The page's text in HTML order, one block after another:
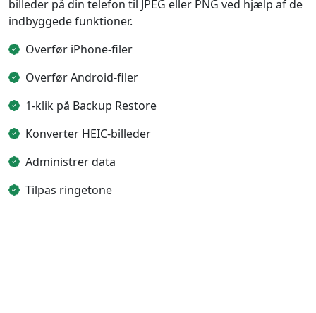
billeder på din telefon til JPEG eller PNG ved hjælp af de
indbyggede funktioner.
Overfør iPhone-filer
Overfør Android-filer
1-klik på Backup Restore
Konverter HEIC-billeder
Administrer data
Tilpas ringetone